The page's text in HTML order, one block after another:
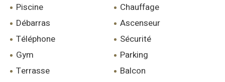
piscine
chauffage
débarras
ascenseur
téléphone
sécurité
gym
parking
terrasse
balcon